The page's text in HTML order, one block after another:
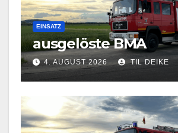
EINSATZ
ausgelöste BMA
4. AUGUST 2026 TIL DEIKE